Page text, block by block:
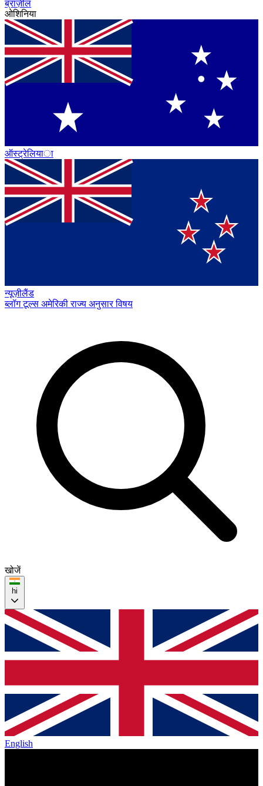
ब्राज़ील
ओशिनिया
ऑस्ट्रेलिया
न्यूज़ीलैंड
ब्लॉगटूल्स अमेरिकी राज्य अनुसारविषय
खोजें
hi
English